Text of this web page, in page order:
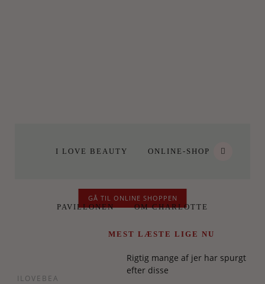
I LOVE BEAUTY ONLINE-SHOP
PAVILLONEN OM CHARLOTTE
GÅ TIL ONLINE SHOPPEN
ILOVEBEAUTY
MEST LÆSTE LIGE NU
Rigtig mange af jer har spurgt
efter disse